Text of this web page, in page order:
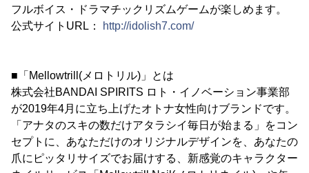
フルボイス・ドラマチックリズムゲームが楽しめます。
公式サイトURL：
http://idolish7.com/
■「Mellowtrill(メロトリル)」とは
株式会社BANDAI SPIRITS ロト・イノベーション事業部
が2019年4月に立ち上げたオトナ女性向けブランドです。
「アナタのスキの数だけアタラシイ毎日が始まる」をコン
セプトに、あなただけのオリジナルデザインを、あなたの
爪にピッタリサイズでお届けする、新感覚のキャラクター